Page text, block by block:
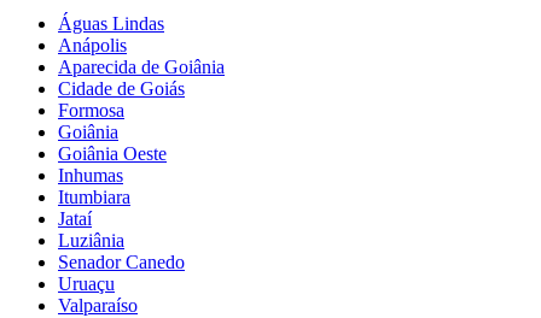
Águas Lindas
Anápolis
Aparecida de Goiânia
Cidade de Goiás
Formosa
Goiânia
Goiânia Oeste
Inhumas
Itumbiara
Jataí
Luziânia
Senador Canedo
Uruaçu
Valparaíso